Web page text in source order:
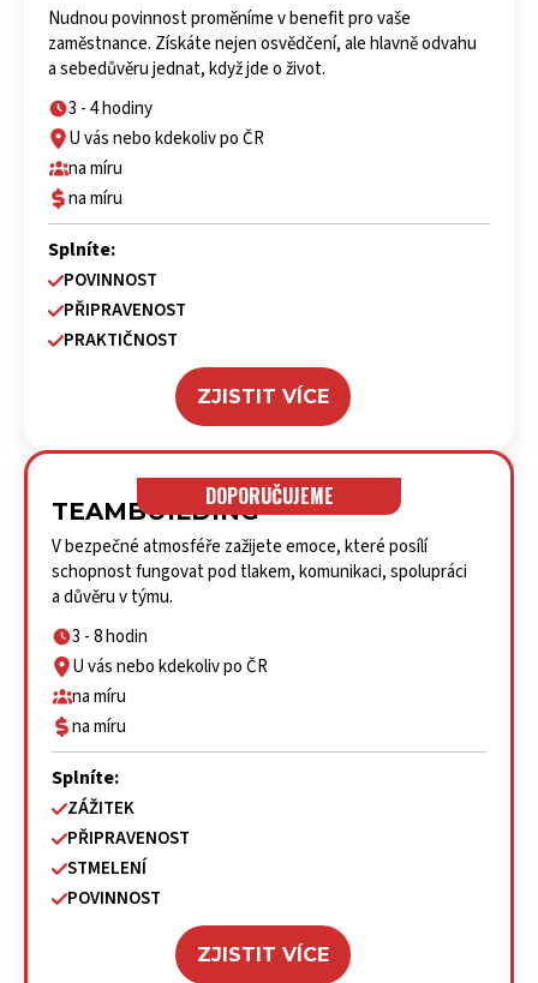
Nudnou povinnost proměníme v benefit pro vaše
zaměstnance. Získáte nejen osvědčení, ale hlavně odvahu
a sebedůvěru jednat, když jde o život.
3 - 4 hodiny
U vás nebo kdekoliv po ČR
na míru
na míru
Splníte:
POVINNOST
PŘIPRAVENOST
PRAKTIČNOST
ZJISTIT VÍCE
DOPORUČUJEME
TEAMBUILDING
V bezpečné atmosféře zažijete emoce, které posílí
schopnost fungovat pod tlakem, komunikaci, spolupráci
a důvěru v týmu.
3 - 8 hodin
U vás nebo kdekoliv po ČR
na míru
na míru
Splníte:
ZÁŽITEK
PŘIPRAVENOST
STMELENÍ
POVINNOST
ZJISTIT VÍCE